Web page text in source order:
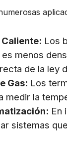
Los
menos
de la ley
Gas: Los
medir la
En
sistemas